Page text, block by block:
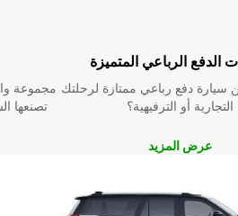
مجموعة
تصنعها
الدفع الرباعي المتميزة
دفع رباعي ممتازة لرحلتك
التجارية أو الترفيهية؟
عرض المزيد